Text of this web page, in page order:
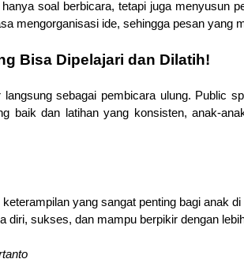
soal berbicara, tetapi juga menyusun
mengorganisasi ide, sehingga pesan yang
Bisa Dipelajari dan Dilatih!
sebagai pembicara ulung. Public
baik dan latihan yang konsisten, anak-
yang sangat penting bagi anak
diri, sukses, dan mampu berpikir dengan